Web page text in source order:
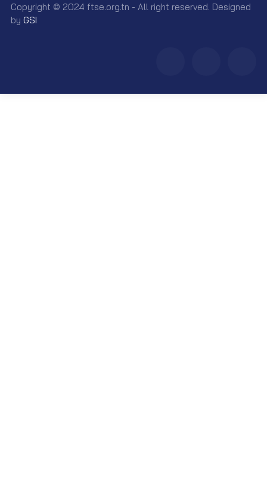
Copyright © 2024 ftse.org.tn - All right reserved. Designed
by GSI